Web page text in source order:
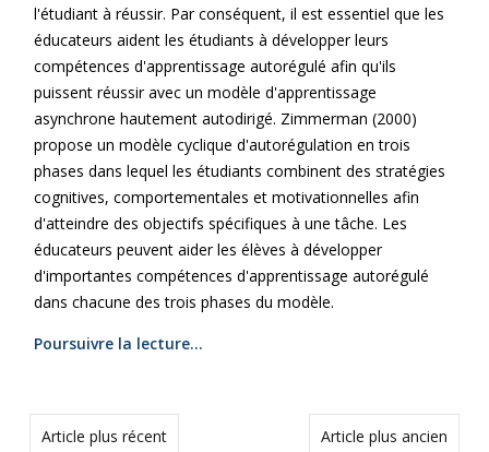
l'étudiant à réussir. Par conséquent, il est essentiel que les
éducateurs aident les étudiants à développer leurs
compétences d'apprentissage autorégulé afin qu'ils
puissent réussir avec un modèle d'apprentissage
asynchrone hautement autodirigé. Zimmerman (2000)
propose un modèle cyclique d'autorégulation en trois
phases dans lequel les étudiants combinent des stratégies
cognitives, comportementales et motivationnelles afin
d'atteindre des objectifs spécifiques à une tâche. Les
éducateurs peuvent aider les élèves à développer
d'importantes compétences d'apprentissage autorégulé
dans chacune des trois phases du modèle.
Poursuivre la lecture...
Article plus ancien
Article plus récent